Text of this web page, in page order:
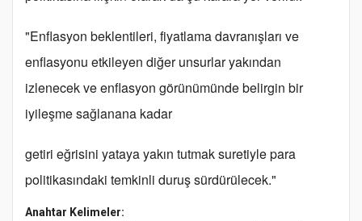
"Enflasyon beklentileri, fiyatlama davranışları ve
enflasyonu etkileyen diğer unsurlar yakından
izlenecek ve enflasyon görünümünde belirgin bir
iyileşme sağlanana kadar
getiri eğrisini yataya yakın tutmak suretiyle para
politikasındaki temkinli duruş sürdürülecek."
Anahtar Kelimeler: